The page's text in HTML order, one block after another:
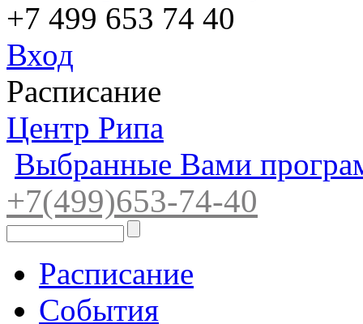
+7 499 653 74 40
Вход
Расписание
Центр Рипа
Выбранные Вами
+7(499)653-74-40
Расписание
События